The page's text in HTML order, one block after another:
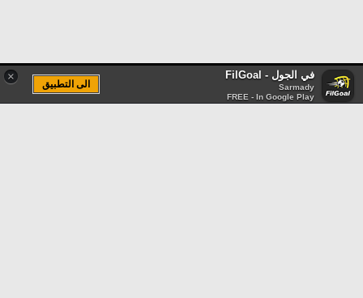
× في الجول - FilGoal
Sarmady
FREE - In Google Play
الى التطبيق